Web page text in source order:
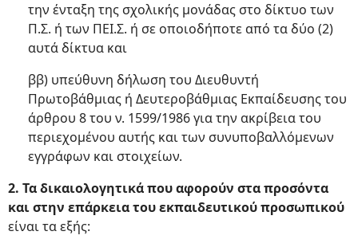
την ένταξη της σχολικής μονάδας στο δίκτυο των
Π.Σ. ή των ΠΕΙ.Σ. ή σε οποιοδήποτε από τα δύο (2)
αυτά δίκτυα και
ββ) υπεύθυνη δήλωση του Διευθυντή
Πρωτοβάθμιας ή Δευτεροβάθμιας Εκπαίδευσης του
άρθρου 8 του ν. 1599/1986 για την ακρίβεια του
περιεχομένου αυτής και των συνυποβαλλόμενων
εγγράφων και στοιχείων.
2. Τα δικαιολογητικά που αφορούν στα προσόντα
και στην επάρκεια του εκπαιδευτικού προσωπικού
είναι τα εξής: